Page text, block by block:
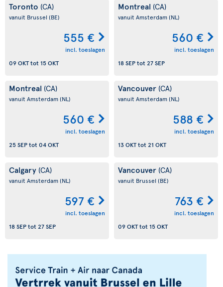
Toronto (CA)
vanuit Brussel (BE)
555 €
incl. toeslagen
09 OKTtot 15 OKT
Montreal (CA)
vanuit Amsterdam(NL)
560 €
incl. toeslagen
18 SEPtot 27 SEP
Montreal (CA)
vanuit Amsterdam(NL)
560 €
incl. toeslagen
25 SEPtot 04 OKT
Vancouver (CA)
vanuit Amsterdam(NL)
588 €
incl. toeslagen
13 OKTtot 21 OKT
Calgary (CA)
vanuit Amsterdam(NL)
597 €
incl. toeslagen
18 SEPtot 27 SEP
Vancouver (CA)
vanuit Brussel (BE)
763 €
incl. toeslagen
09 OKTtot 15 OKT